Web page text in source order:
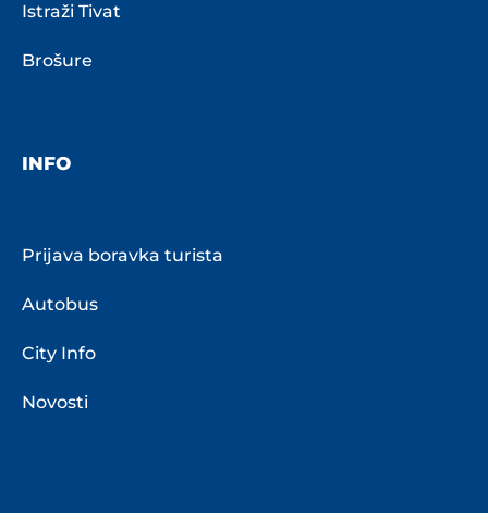
Istraži Tivat
Brošure
INFO
Prijava boravka turista
Autobus
City Info
Novosti